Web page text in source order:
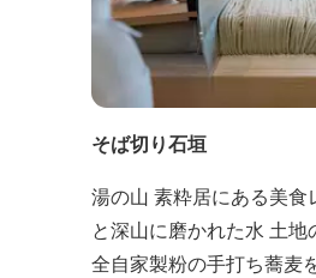
そば切り石垣
湯の山 素粋居にある美食レストラン
と深山に磨かれた水 土地
全自家製粉の手打ち蕎麦